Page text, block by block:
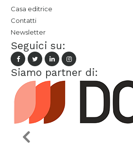
Casa editrice
Contatti
Newsletter
Seguici su:
Siamo partner di: